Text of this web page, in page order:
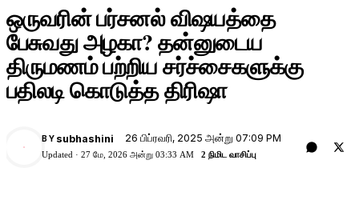
ஒருவரின் பர்சனல் விஷயத்தை
பேசுவது அழகா? தன்னுடைய
திருமணம் பற்றிய சர்ச்சைகளுக்கு
பதிலடி கொடுத்த திரிஷா
BY subhashini 26 பிப்ரவரி, 2025 அன்று 07:09 PM
Updated · 27 மே, 2026 அன்று 03:33 AM 2 நிமிட வாசிப்பு